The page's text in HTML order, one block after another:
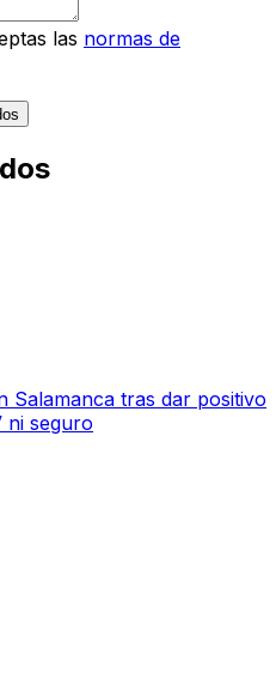
las normas de
Salamanca tras dar positivo
ni seguro